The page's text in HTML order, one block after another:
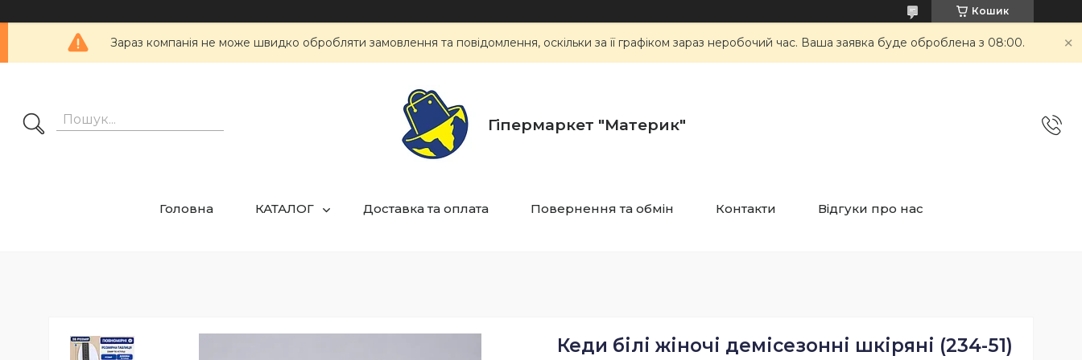
Кошик
Зараз компанія не може швидко обробляти замовлення та повідомлення, оскільки за її графіком зараз неробочий час. Ваша заявка буде оброблена з 08:00.
Гіпермаркет "Материк"
Головна КАТАЛОГ Доставка та оплата Повернення та обмін Контакти Відгуки про нас
Кеди білі жіночі демісезонні шкіряні (234-51)